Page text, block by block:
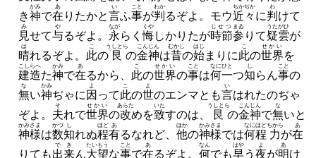
き神
かみ
で在
あ
りたかと言
い
ふ事
こと
が判
わか
るぞよ。 モウ近々
ちかぢか
に判
わ
けて
見
み
せて与
や
るぞよ。 永
なが
らく悔
くや
しかりたが時節
じせつ
参
まゐ
りて疑雲
うたがひ
が
晴
は
れるぞよ。 此
こ
の 艮
うしとら
の金神
こんじん
は昔
むかし
の始
はじ
まりに此
こ
の世界
せかい
を
建造
こしらへ
た神
かみ
で在
あ
るから、 此
こ
の世界
せかい
の事
こと
は何
なに
一
ひと
つ知
し
らん事
こと
の
無
な
い神
かみ
ぢゃに 因
よ
って此
こ
の世
よ
のエンマとも言
い
はれたのぢゃ
ぞよ。 夫
そ
れで世界
せかい
の改
あらた
めを致
いた
すのは、 艮
うしとら
の金神
こんじん
で無
な
いと
神様
かみさま
は数
かづ
知
し
れぬ程
ほど
有
あ
るなれど、 他
ほか
の神様
かみさま
では何程
なにほど
力
ちから
が在
あ
りても出来
でき
ん大望
たいもう
な事
こと
で在
あ
るぞよ。 何
なん
でも早
はや
う 夜
よ
が明
あ
け